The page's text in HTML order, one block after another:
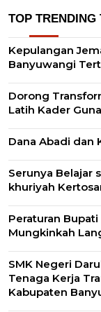
TOP TRENDING
Kepulangan
Banyuwangi
Dorong
Latih Kader
Dana Abadi dan
Serunya Belajar
khuriyah
Peraturan
Mungkinkah
SMK Negeri
Tenaga Kerja
Kabupaten